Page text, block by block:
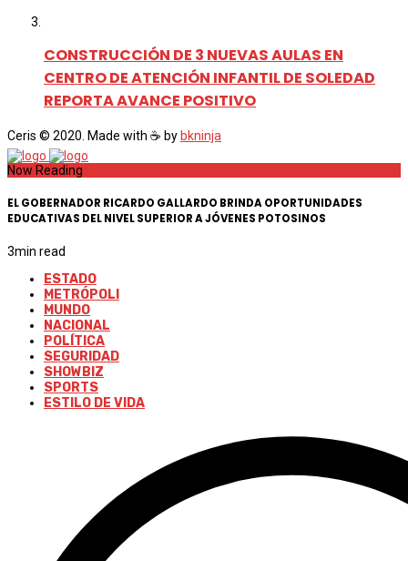
CONSTRUCCIÓN DE 3 NUEVAS AULAS EN
CENTRO DE ATENCIÓN INFANTIL DE SOLEDAD
REPORTA AVANCE POSITIVO
Ceris © 2020. Made with ☕ by bkninja
Now Reading
EL GOBERNADOR RICARDO GALLARDO BRINDA OPORTUNIDADES
EDUCATIVAS DEL NIVEL SUPERIOR A JÓVENES POTOSINOS
3min read
ESTADO
METRÓPOLI
MUNDO
NACIONAL
POLÍTICA
SEGURIDAD
SHOWBIZ
SPORTS
ESTILO DE VIDA